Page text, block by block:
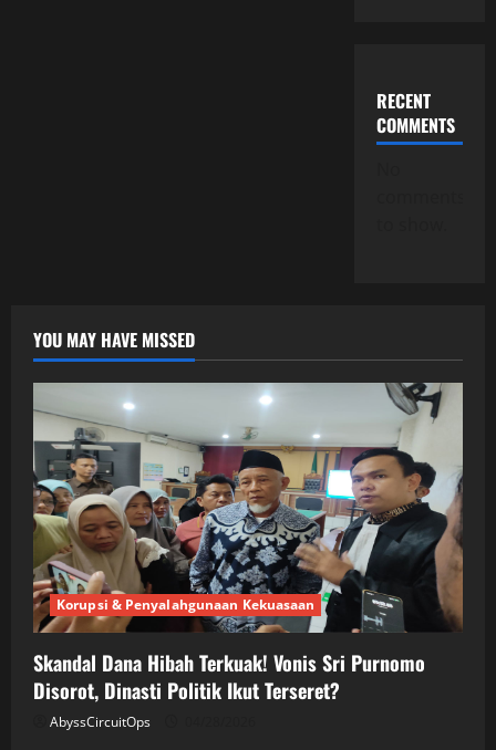
RECENT
COMMENTS
YOU MAY HAVE MISSED
Korupsi & Penyalahgunaan Kekuasaan
Skandal Dana Hibah Terkuak! Vonis Sri Purnomo
Disorot, Dinasti Politik Ikut Terseret?
AbyssCircuitOps